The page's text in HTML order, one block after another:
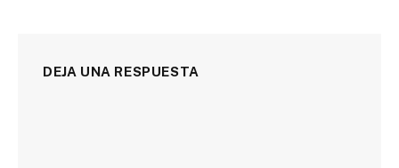
DEJA UNA RESPUESTA